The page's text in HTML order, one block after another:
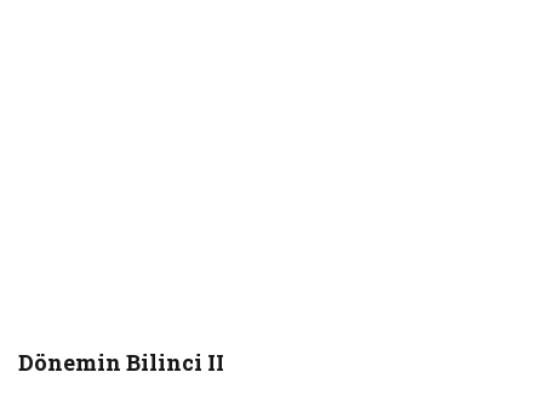
Dönemin Bilinci II